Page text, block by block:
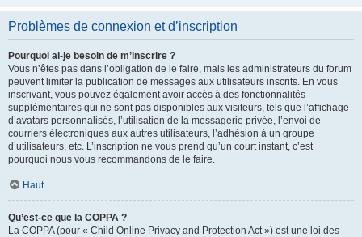
Problèmes de connexion et d’inscription
Pourquoi ai-je besoin de m’inscrire ?
Vous n’êtes pas dans l’obligation de le faire, mais les administrateurs du forum
peuvent limiter la publication de messages aux utilisateurs inscrits. En vous
inscrivant, vous pouvez également avoir accès à des fonctionnalités
supplémentaires qui ne sont pas disponibles aux visiteurs, tels que l’affichage
d’avatars personnalisés, l’utilisation de la messagerie privée, l’envoi de
courriers électroniques aux autres utilisateurs, l’adhésion à un groupe
d’utilisateurs, etc. L’inscription ne vous prend qu’un court instant, c’est
pourquoi nous vous recommandons de le faire.
Haut
Qu’est-ce que la COPPA ?
La COPPA (pour « Child Online Privacy and Protection Act ») est une loi des